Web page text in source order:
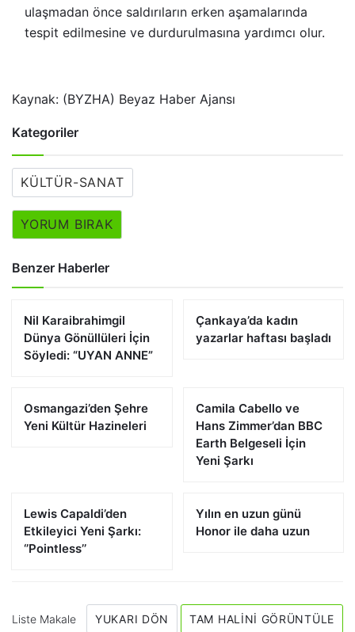
ulaşmadan önce saldırıların erken aşamalarında
tespit edilmesine ve durdurulmasına yardımcı olur.
Kaynak: (BYZHA) Beyaz Haber Ajansı
Kategoriler
KÜLTÜR-SANAT
YORUM BIRAK
Benzer Haberler
Nil Karaibrahimgil
Dünya Gönüllüleri İçin
Söyledi: “UYAN ANNE”
Çankaya’da kadın
yazarlar haftası başladı
Osmangazi’den Şehre
Yeni Kültür Hazineleri
Camila Cabello ve
Hans Zimmer’dan BBC
Earth Belgeseli İçin
Yeni Şarkı
Lewis Capaldi’den
Etkileyici Yeni Şarkı:
‘’Pointless’’
Yılın en uzun günü
Honor ile daha uzun
Liste Makale YUKARI DÖN TAM HALINI GÖRÜNTÜLE